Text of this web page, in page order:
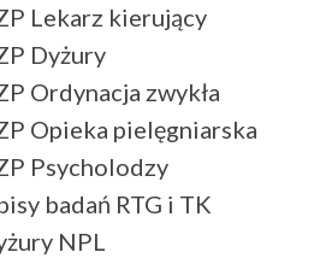
Lekarz kierujący
Dyżury
Ordynacja zwykła
Opieka pielęgniarska
Psycholodzy
badań RTG i TK
NPL